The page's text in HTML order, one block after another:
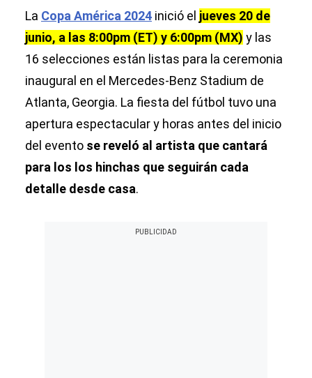
La Copa América 2024 inició el jueves 20 de
junio, a las 8:00pm (ET) y 6:00pm (MX) y las
16 selecciones están listas para la ceremonia
inaugural en el Mercedes-Benz Stadium de
Atlanta, Georgia. La fiesta del fútbol tuvo una
apertura espectacular y horas antes del inicio
del evento se reveló al artista que cantará
para los los hinchas que seguirán cada
detalle desde casa.